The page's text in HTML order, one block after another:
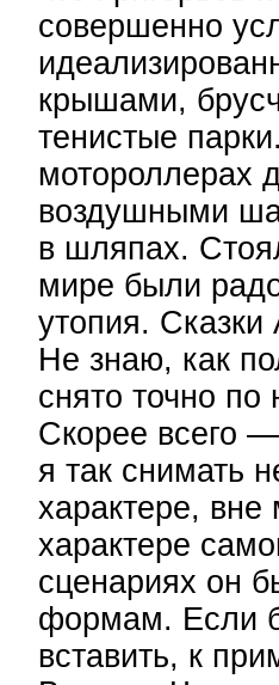
совершенно
крышами,
тенистые
мотороллерах
воздушными
в шляпах.
мире были
утопия.
Не знаю, как
снято точно
Скорее всего
я так снимать
характере,
характере
сценариях он
формам. Если
вставить, к